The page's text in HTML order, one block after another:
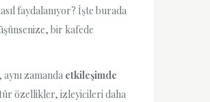
faydalanıyor? İşte burada
bir kafede
zamanda etkileşimde
tür özellikler, izleyicileri daha